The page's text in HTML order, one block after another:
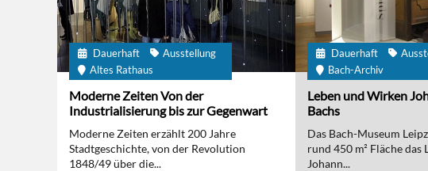
Dauerhaft
Ausstellung
Altes Rathaus
Moderne Zeiten Von der
Industrialisierung bis zur Gegenwart
Moderne Zeiten erzählt 200 Jahre
Stadtgeschichte, von der Revolution
1848/49 über die...
Dauerhaft
Bach-Archiv
Leben und Wirken
Bachs
Das Bach-Museum
rund 450 m² Fläche das
Johann...